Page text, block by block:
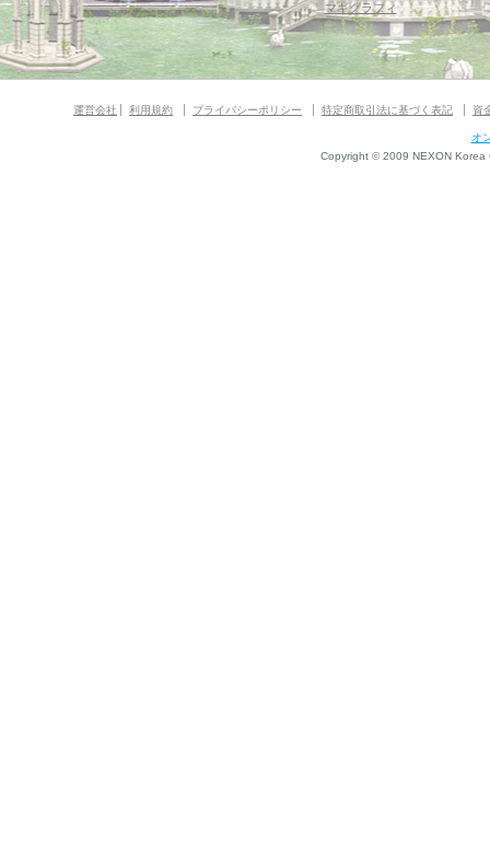
マギグラフィ
運営会社 利用規約 プライバシーポリシー 特定商取引法に基づく表記 資
オ
Copyright © 2009 NEXON Korea